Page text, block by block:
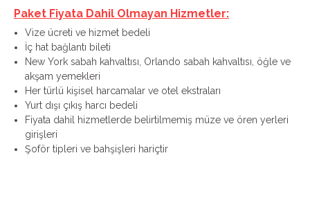
Paket Fiyata Dahil Olmayan Hizmetler:
Vize ücreti ve hizmet bedeli
İç hat bağlantı bileti
New York sabah kahvaltısı, Orlando sabah kahvaltısı, öğle ve
akşam yemekleri
Her türlü kişisel harcamalar ve otel ekstraları
Yurt dışı çıkış harcı bedeli
Fiyata dahil hizmetlerde belirtilmemiş müze ve ören yerleri
girişleri
Şoför tipleri ve bahşişleri hariçtir